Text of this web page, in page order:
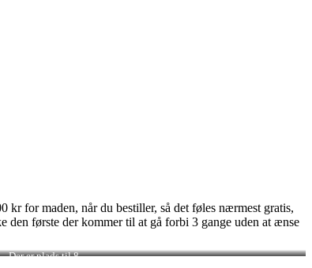
kr for maden, når du bestiller, så det føles nærmest gratis,
den første der kommer til at gå forbi 3 gange uden at ænse
Der er plads til 8